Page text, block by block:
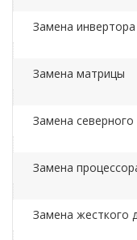
Замена инвертора
Замена матрицы
Замена
Замена
Замена жесткого